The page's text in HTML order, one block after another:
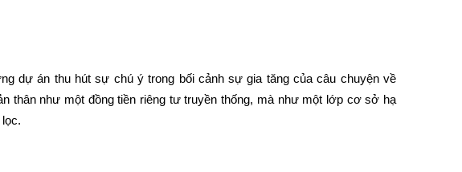
dự án thu hút sự chú ý trong bối cảnh sự gia tăng của câu chuyện về
thân như một đồng tiền riêng tư truyền thống, mà như một lớp cơ sở hạ